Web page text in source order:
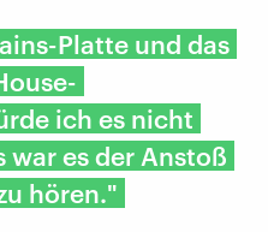
Platte und das
ich es nicht
war es der Anstoß
hören."